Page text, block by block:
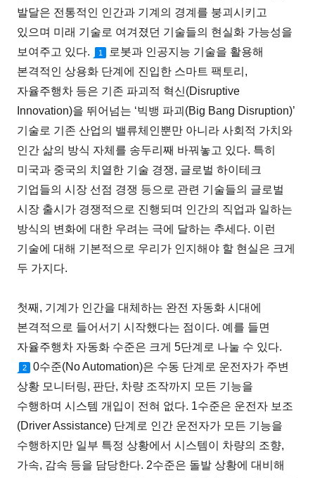
발달은 전통적인 인간과 기계의 경계를 붕괴시키고
있으며 미래 기술로 여겨졌던 기술들의 현실화 가능성을
보여주고 있다.
1
로봇과 인공지능 기술을 활용해
본격적인 상용화 단계에 진입한 스마트 팩토리,
자율주행차 등은 기존 파괴적 혁신(Disruptive
Innovation)을 뛰어넘는 ‘빅뱅 파괴(Big Bang Disruption)’
기술로 기존 산업의 밸류체인뿐만 아니라 사회적 가치와
인간 삶의 방식 자체를 송두리째 바꿔놓고 있다. 특히
미국과 중국의 치열한 기술 경쟁, 글로벌 하이테크
기업들의 시장 선점 경쟁 등으로 관련 기술들의 글로벌
시장 출시가 경쟁적으로 진행되며 인간의 직업과 일하는
방식의 변화에 대한 우려는 극에 달하는 추세다. 이런
기술에 대해 기본적으로 우리가 인지해야 할 현실은 크게
두 가지다.
첫째, 기계가 인간을 대체하는 완전 자동화 시대에
본격적으로 들어서기 시작했다는 점이다. 예를 들면
자율주행차 자동화 수준은 크게 5단계로 나눌 수 있다.
2
0수준(No Automation)은 수동 단계로 운전자가 주변
상황 모니터링, 판단, 차량 조작까지 모든 기능을
수행하며 시스템 개입이 전혀 없다. 1수준은 운전자 보조
(Driver Assistance) 단계로 인간 운전자가 모든 기능을
수행하지만 일부 특정 상황에서 시스템이 차량의 조향,
가속, 감속 등을 담당한다. 2수준은 돌발 상황에 대비해